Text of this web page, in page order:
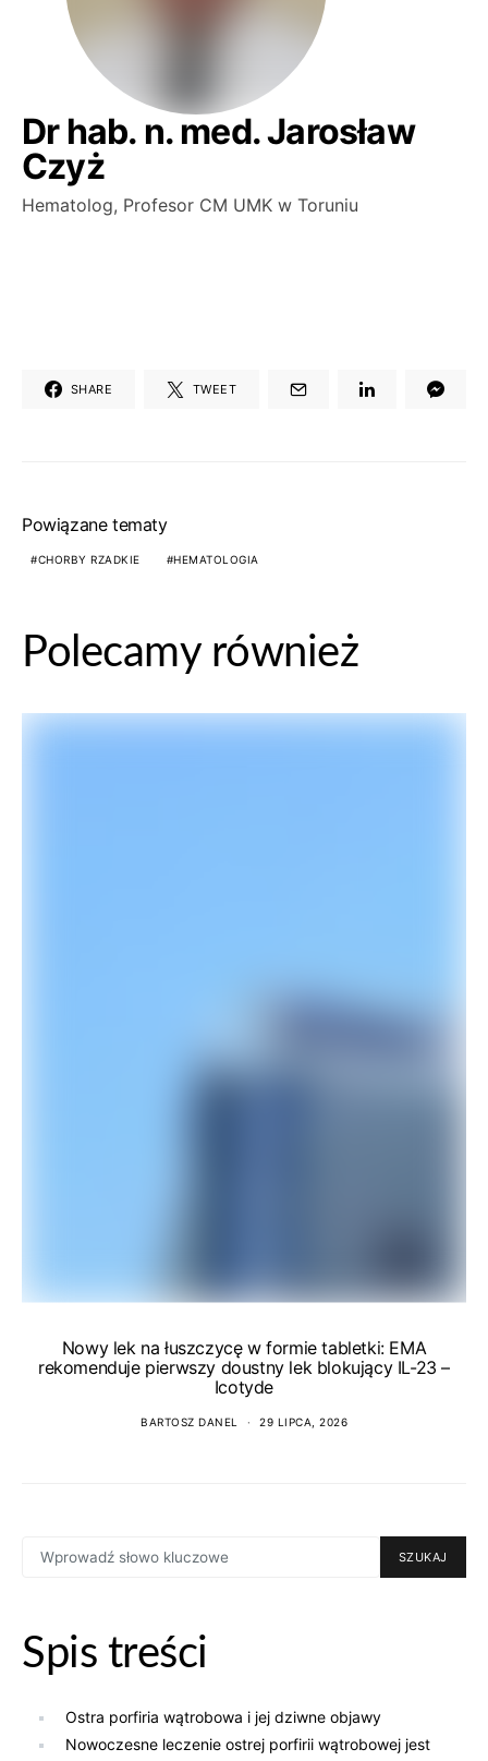
Dr hab. n. med. Jarosław
Czyż
Hematolog, Profesor CM UMK w Toruniu
SHARE TWEET
Powiązane tematy
CHORBY RZADKIE HEMATOLOGIA
Polecamy również
Nowy lek na łuszczycę w formie tabletki: EMA
rekomenduje pierwszy doustny lek blokujący IL-23 –
Icotyde
BARTOSZ DANEL 29 LIPCA, 2026
FOR:
SZUKAJ
Spis treści
Ostra porfiria wątrobowa i jej dziwne objawy
Nowoczesne leczenie ostrej porfirii wątrobowej jest